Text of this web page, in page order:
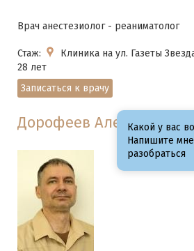
Врач анестезиолог - реаниматолог
Стаж:
28 лет
Клиника на ул. Газеты
Записаться к врачу
Дорофеев Александр
Какой у вас
Напишите
разобраться